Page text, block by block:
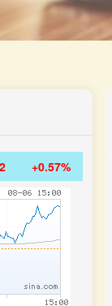
+0.57%